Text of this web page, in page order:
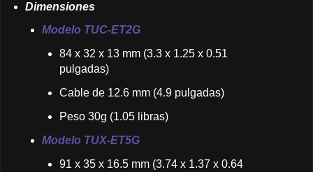
Dimensiones
Modelo TUC-ET2G
84 x 32 x 13 mm (3.3 x 1.25 x 0.51
pulgadas)
Cable de 12.6 mm (4.9 pulgadas)
Peso 30g (1.05 libras)
Modelo TUX-ET5G
91 x 35 x 16.5 mm (3.74 x 1.37 x 0.64